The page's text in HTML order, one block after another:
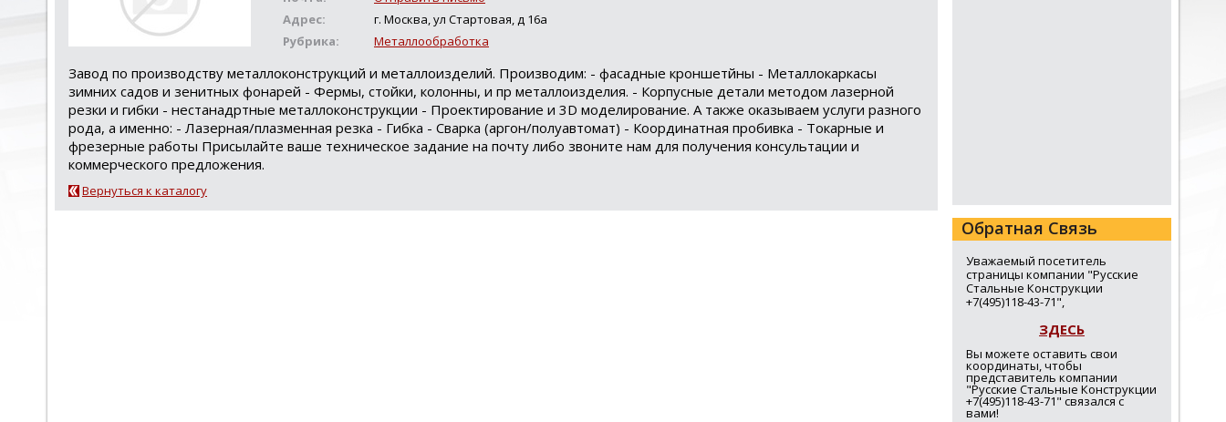
Адрес:
г. Москва, ул Стартовая, д 16а
Рубрика:
Металлообработка
Завод по производству металлоконструкций и металлоизделий. Производим: - фасадные кроншетйны - Металлокаркасы
зимних садов и зенитных фонарей - Фермы, стойки, колонны, и пр металлоизделия. - Корпусные детали методом лазерной
резки и гибки - нестанадртные металлоконструкции - Проектирование и 3D моделирование. А также оказываем услуги разного
рода, а именно: - Лазерная/плазменная резка - Гибка - Сварка (аргон/полуавтомат) - Координатная пробивка - Токарные и
фрезерные работы Присылайте ваше техническое задание на почту либо звоните нам для получения консультации и
коммерческого предложения.
Вернуться к каталогу
Обратная Связь
Уважаемый посетитель
страницы компании "Русские
Стальные Конструкции
+7(495)118-43-71",
ЗДЕСЬ
Вы можете оставить свои
координаты, чтобы
представитель компании
"Русские Стальные Конструкции
+7(495)118-43-71" связался с
вами!